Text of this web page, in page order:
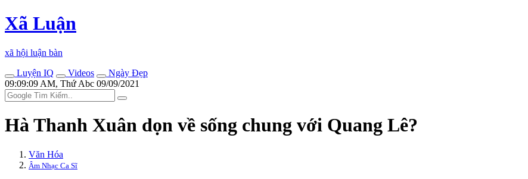
Xã Luận
xã hội luận bàn
Luyện IQ
Videos
Ngày Đẹp
09:09:09 AM, Thứ Abc 09/09/2021
Hà Thanh Xuân dọn về sống chung với Quang Lê?
Văn Hóa
Âm Nhạc Ca Sĩ